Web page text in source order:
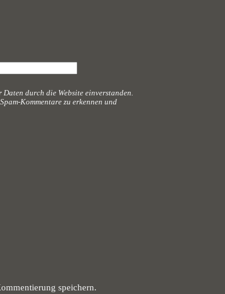
durch die Website einverstanden.
Kommentare zu erkennen und
speichern.